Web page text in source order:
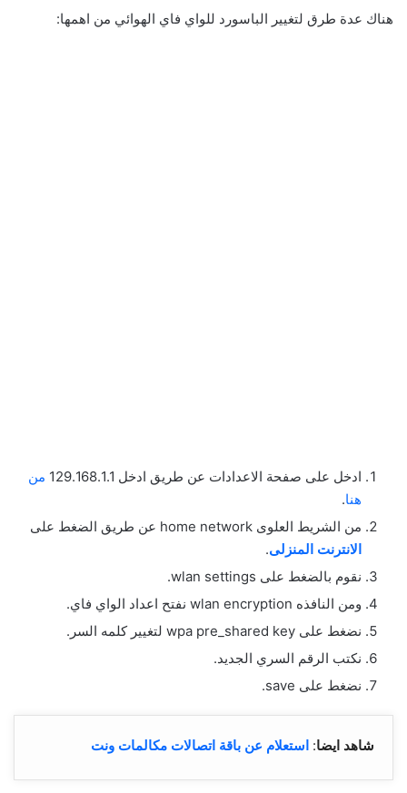
هناك عدة طرق لتغيير الباسورد للواي فاي الهوائي من اهمها:
ادخل على صفحة الاعدادات عن طريق ادخل 129.168.1.1
من
هنا.
من الشريط العلوى home network عن طريق الضغط على
الانترنت المنزلى.
نقوم بالضغط على wlan settings.
ومن النافذه wlan encryption نفتح اعداد الواي فاي.
نضغط على wpa pre_shared key لتغيير كلمه السر.
نكتب الرقم السري الجديد.
نضغط على save.
شاهد ايضا: استعلام عن باقة اتصالات مكالمات ونت